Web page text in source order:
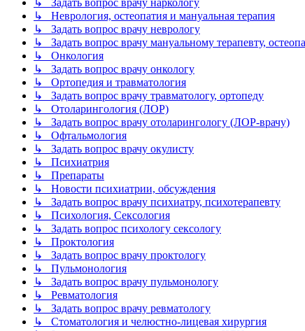
↳ Задать вопрос врачу наркологу
↳ Неврология, остеопатия и мануальная терапия
↳ Задать вопрос врачу неврологу
↳ Задать вопрос врачу мануальному терапевту,
↳ Онкология
↳ Задать вопрос врачу онкологу
↳ Ортопедия и травматология
↳ Задать вопрос врачу травматологу, ортопеду
↳ Отоларингология (ЛОР)
↳ Задать вопрос врачу отоларингологу (ЛОР-врачу)
↳ Офтальмология
↳ Задать вопрос врачу окулисту
↳ Психиатрия
↳ Препараты
↳ Новости психиатрии, обсуждения
↳ Задать вопрос врачу психиатру, психотерапевту
↳ Психология, Сексология
↳ Задать вопрос психологу сексологу
↳ Проктология
↳ Задать вопрос врачу проктологу
↳ Пульмонология
↳ Задать вопрос врачу пульмонологу
↳ Ревматология
↳ Задать вопрос врачу ревматологу
↳ Стоматология и челюстно-лицевая хирургия